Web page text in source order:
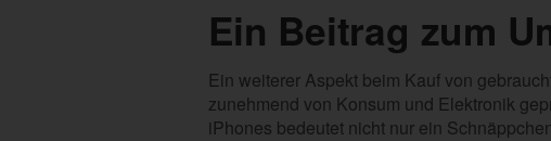
Ein Beitrag zum
Ein weiterer Aspekt beim Kauf von
zunehmend von Konsum und Elektronik
iPhones bedeutet nicht nur ein